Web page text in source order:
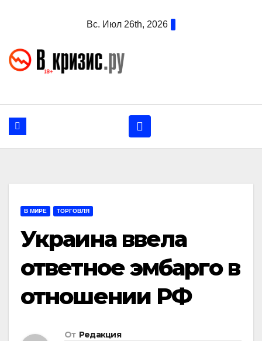
Вс. Июл 26th, 2026
В МИРЕ ТОРГОВЛЯ
Украина ввела
ответное эмбарго в
отношении РФ
От Редакция